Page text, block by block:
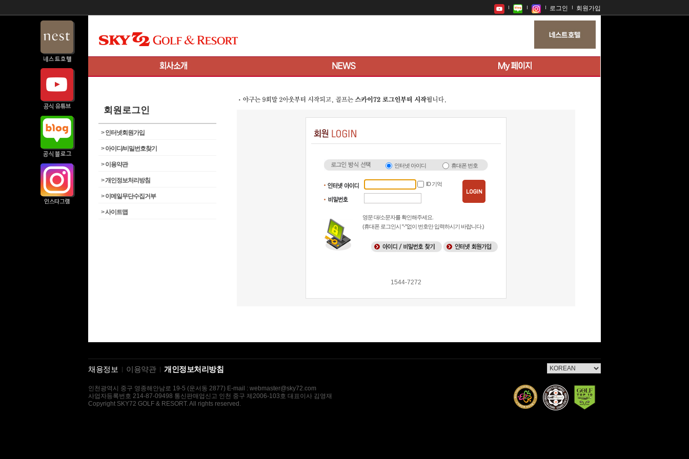
로그인 회원가입
회원로그인
>인터넷회원가입
>아이디/비밀번호찾기
>이용약관
>개인정보처리방침
>이메일무단수집거부
>사이트맵
인터넷 아이디 휴대폰 번호
ID 기억
영문 대/소문자를 확인해주세요.
(휴대폰 로그인시 "-"없이 번호만 입력하시기 바랍니다.)
1544-7272
채용정보 이용약관 개인정보처리방침
인천광역시 중구 영종해안남로 19-5 (운서동 2877) E-mail : webmaster@sky72.com
사업자등록번호 214-87-09498 통신판매업신고 인천 중구 제2006-103호 대표이사 김영재
Copyright SKY72 GOLF & RESORT. All rights reserved.